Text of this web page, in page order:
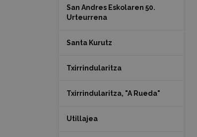
San Andres Eskolaren 50.
Urteurrena
Santa Kurutz
Txirrindularitza
Txirrindularitza, "A Rueda"
Utillajea